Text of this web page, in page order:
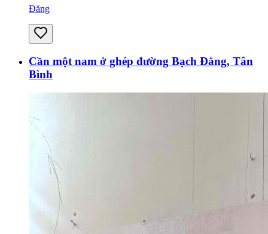
Đăng
Cần một nam ở ghép đường Bạch Đằng, Tân
Bình